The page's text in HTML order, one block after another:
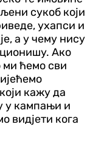
сукоб који
ухапси и
а у чему нису
Ако
ми ћемо сви
кажу да
у кампањи и
видјети кога